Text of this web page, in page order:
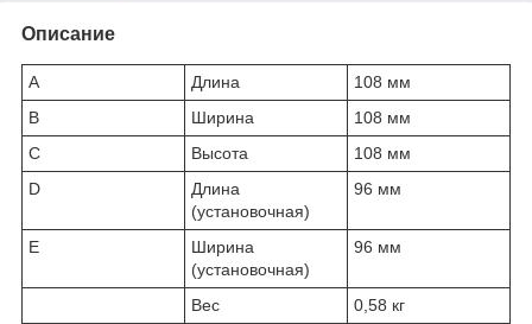
Описание
A Длина
108 мм
B
Ширина
108 мм
C
Высота
108 мм
D
Длина
(установочная)
96 мм
E
Ширина
(установочная)
96 мм
Вес
0,58 кг